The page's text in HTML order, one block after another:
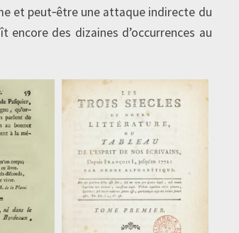
et peut‑être une attaque indirecte du
des dizaines d’occurrences au